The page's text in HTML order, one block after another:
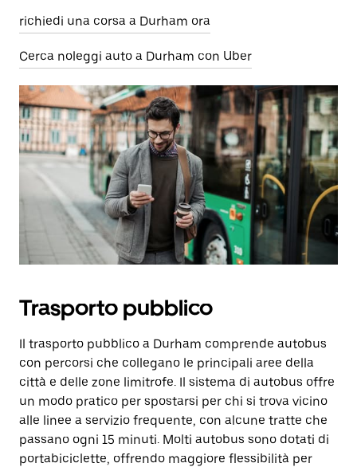
richiedi una corsa a Durham ora
Cerca noleggi auto a Durham con Uber
Trasporto pubblico
Il trasporto pubblico a Durham comprende autobus
con percorsi che collegano le principali aree della
città e delle zone limitrofe. Il sistema di autobus offre
un modo pratico per spostarsi per chi si trova vicino
alle linee a servizio frequente, con alcune tratte che
passano ogni 15 minuti. Molti autobus sono dotati di
portabiciclette, offrendo maggiore flessibilità per